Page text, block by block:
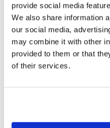
provide social media
We also share information
our social media,
may combine it with other
provided to them or that
of their services.
16
JUL